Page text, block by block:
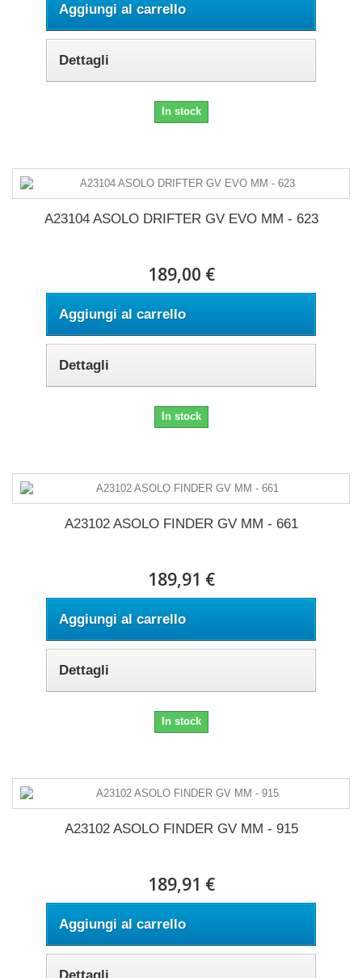
Aggiungi al carrello
Dettagli
In stock
A23104 ASOLO DRIFTER GV EVO MM - 623
189,00 €
Aggiungi al carrello
Dettagli
In stock
A23102 ASOLO FINDER GV MM - 661
189,91 €
Aggiungi al carrello
Dettagli
In stock
A23102 ASOLO FINDER GV MM - 915
189,91 €
Aggiungi al carrello